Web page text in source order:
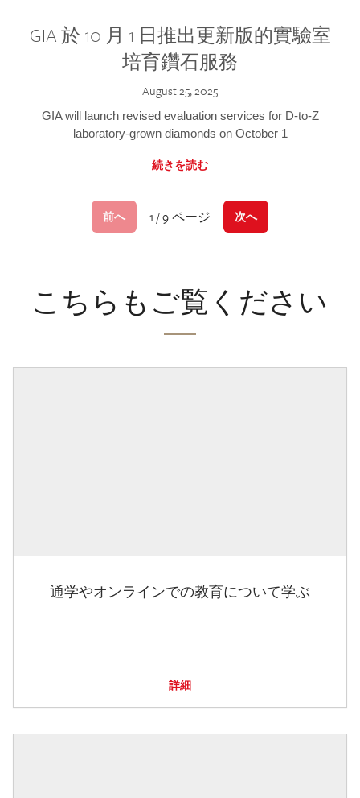
GIA 於 10 月 1 日推出更新版的實驗室
培育鑽石服務
August 25, 2025
GIA will launch revised evaluation services for D-to-Z
laboratory-grown diamonds on October 1
続きを読む
前へ 1 / 9 ページ 次へ
こちらもご覧ください
通学やオンラインでの教育について学ぶ
詳細